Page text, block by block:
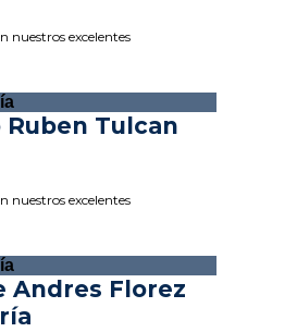
nuestros excelentes
Ruben Tulcan
nuestros excelentes
Andres Florez